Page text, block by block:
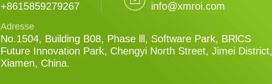
+8615859279267 info@xmroi.com
Adresse
No.1504, Building B08, Phase lll, Software Park, BRlCS
Future Innovation Park, Chengyi North Street, Jimei District,
Xiamen, China.